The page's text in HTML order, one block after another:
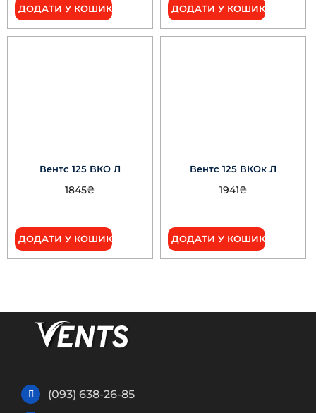
ДОДАТИ У КОШИК ДОДАТИ У КОШИК
Вентс 125 ВКО Л
1845₴
ДОДАТИ У КОШИК
Вентс 125 ВКОк Л
1941₴
ДОДАТИ У КОШИК
(093) 638-26-85